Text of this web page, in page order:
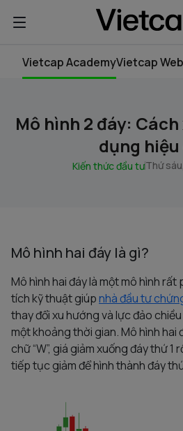
Vietcap AcademyVietcap
Mô hình 2 đáy:
dụng hiệu
Kiến thức đầu tưThứ
Mô hình hai đáy là gì?
Mô hình hai đáy là một mô hình
tích kỹ thuật giúpnhà đầu tư
thay đổi xu hướng và lực đảo
một khoảng thời gian. Mô hình hai
chữ “W”, giá giảm xuống đáy thứ
tiếp tục giảm để hình thành đáy